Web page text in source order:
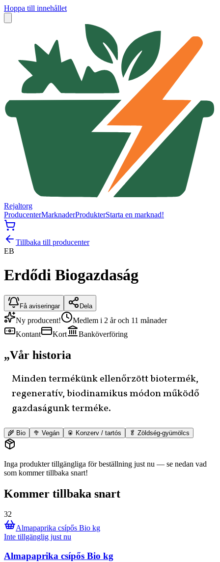
Hoppa till innehållet
Rejaltorg
ProducenterMarknaderProdukterStarta en marknad!
Tillbaka till producenter
EB
Erdődi Biogazdaság
Få aviseringar Dela
Ny producent!
Medlem i 2 år och 11 månader
Kontant
Kort Banköverföring
„Vår historia
Minden termékünk ellenőrzött biotermék,
regeneratív, biodinamikus módon működő
gazdaságunk terméke.
🌾 Bio 🥦 Vegán 🥫 Konzerv / tartós 🥬 Zöldség-gyümölcs
Inga produkter tillgängliga för beställning just nu — se nedan vad
som kommer tillbaka snart!
Kommer tillbaka snart
32
Almapaprika csípős Bio kg
Inte tillgänglig just nu
Almapaprika csípős Bio kg